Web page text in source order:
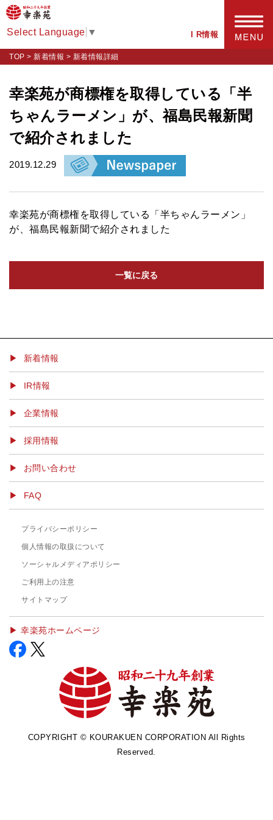
Select Language ▼ I R情報
TOP > 新着情報 > 新着情報詳細
幸楽苑が商標権を取得している「半
ちゃんラーメン」が、福島民報新聞
で紹介されました
2019.12.29
幸楽苑が商標権を取得している「半ちゃんラーメン」
が、福島民報新聞で紹介されました
一覧に戻る
▶ 新着情報
IR情報
企業情報
採用情報
お問い合わせ
FAQ
プライバシーポリシー
個人情報の取扱について
ソーシャルメディアポリシー
ご利用上の注意
サイトマップ
▶︎ 幸楽苑ホームページ
COPYRIGHT © KOURAKUEN CORPORATION All Rights
Reserved.